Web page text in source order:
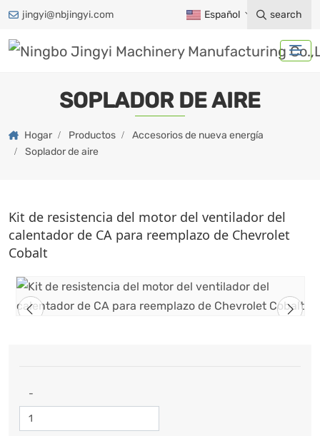
jingyi@nbjingyi.com Español search
SOPLADOR DE AIRE
Hogar Productos
Accesorios de nueva energía
Soplador de aire
Kit de resistencia del motor del ventilador del
calentador de CA para reemplazo de Chevrolet
Cobalt
-